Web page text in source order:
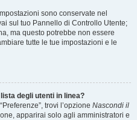
sono conservate nel
sul tuo Pannello di Controllo Utente;
ma questo potrebbe non essere
tutte le tue impostazioni e le
degli utenti in linea?
trovi l’opzione Nascondi il
apparirai solo agli amministratori e